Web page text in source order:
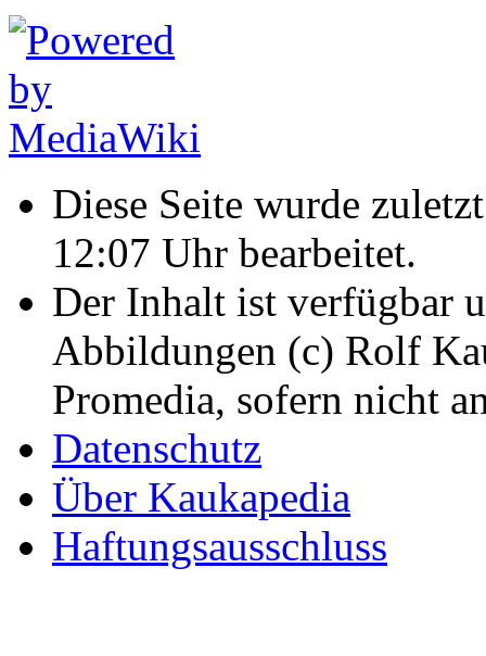
Diese Seite wurde
12:07 Uhr bearbeitet.
Der Inhalt ist verfügbar
Abbildungen (c) Rolf
Promedia, sofern nicht
Datenschutz
Über Kaukapedia
Haftungsausschluss